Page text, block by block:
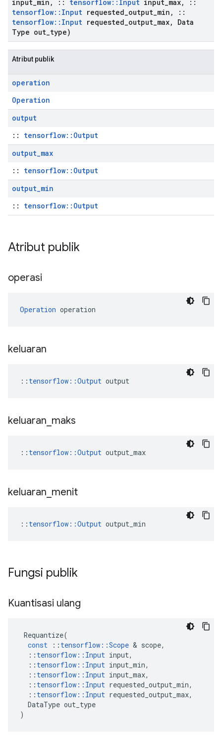
input min , :: tensorflow:: Input input max,
::
tensorflow:: Input requested output min ,
::
tensorflow:: Input requested output max,
Data
Type out type)
Atribut publik
operation
Operation
output
:: tensorflow::Output
output_max
:: tensorflow::Output
output_min
:: tensorflow::Output
Atribut publik
operasi
Operation operation
keluaran
:: tensorflow::Output output
keluaran maks
:: tensorflow::Output output_max
keluaran menit
:: tensorflow::Output output_min
Fungsi publik
Kuantisasi ulang
Requantize(
const
:: tensorflow ::Scope & scope,
:: tensorflow :: Input input,
:: tensorflow :: Input input_min,
:: tensorflow :: Input input_max,
:: tensorflow :: Input requested_output_min,
:: tensorflow :: Input requested_output_max,
DataType out_type
)